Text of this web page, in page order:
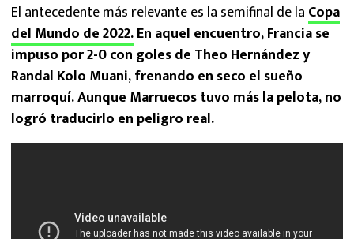
El antecedente más relevante es la semifinal de la Copa
del Mundo de 2022.En aquel encuentro, Francia se
impuso por 2-0 con goles de Theo Hernández y
Randal Kolo Muani, frenando en seco el sueño
marroquí. Aunque Marruecos tuvo más la pelota, no
logró traducirlo en peligro real.